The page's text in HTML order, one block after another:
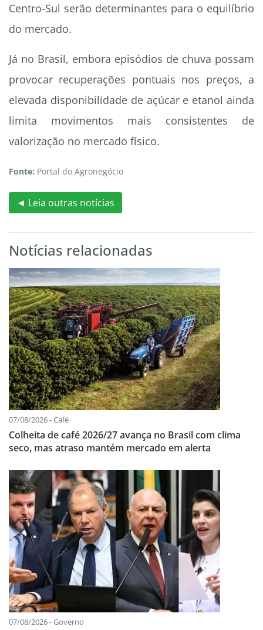
Centro-Sul serão determinantes para o equilíbrio
do mercado.
Já no Brasil, embora episódios de chuva possam
provocar recuperações pontuais nos preços, a
elevada disponibilidade de açúcar e etanol ainda
limita movimentos mais consistentes de
valorização no mercado físico.
Fonte: Portal do Agronegócio
◄ Leia outras notícias
Notícias relacionadas
07/08/2026 - Café
Colheita de café 2026/27 avança no Brasil com clima
seco, mas atraso mantém mercado em alerta
07/08/2026 - Governo